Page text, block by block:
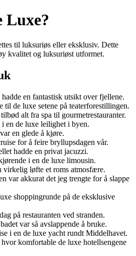
Luxe?
til luksuriøs eller eksklusiv. Dette
kvalitet og luksuriøst utformet.
en fantastisk utsikt over fjellene.
til de luxe setene på teaterforestillingen.
alt fra spa til gourmetrestauranter.
i en de luxe leilighet i byen.
en glede å kjøre.
for å feire bryllupsdagen vår.
hadde en privat jacuzzi.
i en de luxe limousin.
virkelig løfte et roms atmosfære.
var akkurat det jeg trengte for å slappe
shoppingrunde på de eksklusive
på restauranten ved stranden.
var så avslappende å bruke.
i en de luxe yacht rundt Middelhavet.
komfortable de luxe hotellsengene